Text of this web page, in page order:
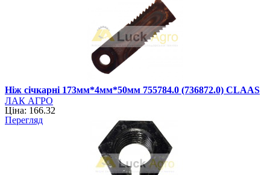
Ніж січкарні 173мм*4мм*50мм 755784.0 (736872.0) CLAAS
ЛАК АГРО
Ціна: 166.32
Перегляд